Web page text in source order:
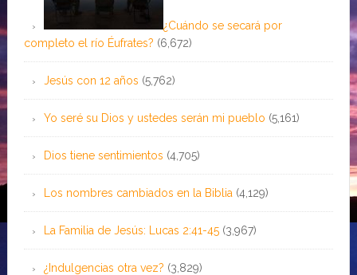
¿Cuándo se secará por
completo el río Éufrates? (6,672)
Jesús con 12 años (5,762)
Yo seré su Dios y ustedes serán mi pueblo (5,161)
Dios tiene sentimientos (4,705)
Los nombres cambiados en la Biblia (4,129)
La Familia de Jesús: Lucas 2:41-45 (3,967)
¿Indulgencias otra vez? (3,829)